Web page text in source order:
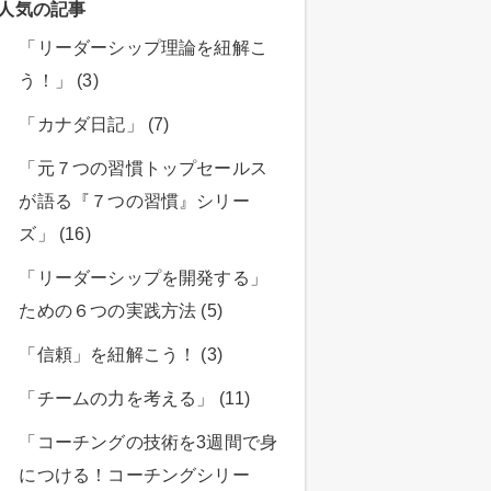
人気の記事
「リーダーシップ理論を紐解こ
う！」 (3)
「カナダ日記」 (7)
「元７つの習慣トップセールス
が語る『７つの習慣』シリー
ズ」 (16)
「リーダーシップを開発する」
ための６つの実践方法 (5)
「信頼」を紐解こう！ (3)
「チームの力を考える」 (11)
「コーチングの技術を3週間で身
につける！コーチングシリー